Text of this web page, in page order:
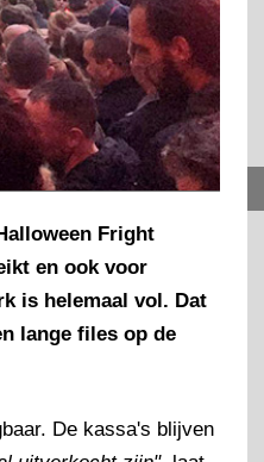
Fright
en ook voor
is helemaal vol. Dat
lange files op de
De kassa's blijven